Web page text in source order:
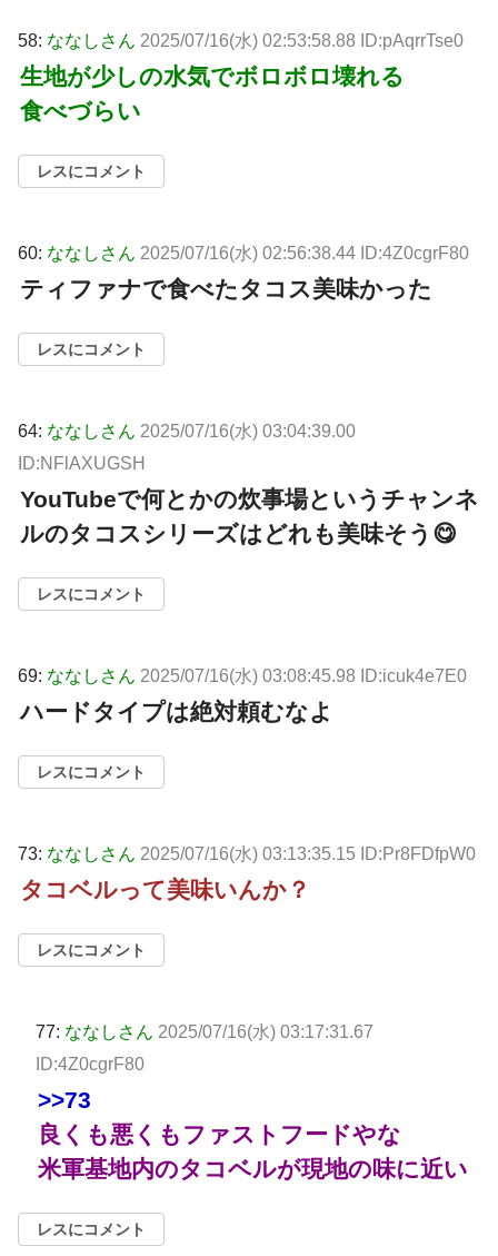
58: ななしさん 2025/07/16(水) 02:53:58.88 ID:pAqrrTse0
生地が少しの水気でボロボロ壊れる
食べづらい
レスにコメント
60: ななしさん 2025/07/16(水) 02:56:38.44 ID:4Z0cgrF80
ティファナで食べたタコス美味かった
レスにコメント
64: ななしさん 2025/07/16(水) 03:04:39.00
ID:NFlAXUGSH
YouTubeで何とかの炊事場というチャンネ
ルのタコスシリーズはどれも美味そう😋
レスにコメント
69: ななしさん 2025/07/16(水) 03:08:45.98 ID:icuk4e7E0
ハードタイプは絶対頼むなよ
レスにコメント
73: ななしさん 2025/07/16(水) 03:13:35.15 ID:Pr8FDfpW0
タコベルって美味いんか？
レスにコメント
77: ななしさん 2025/07/16(水) 03:17:31.67
ID:4Z0cgrF80
>>73
良くも悪くもファストフードやな
米軍基地内のタコベルが現地の味に近い
レスにコメント